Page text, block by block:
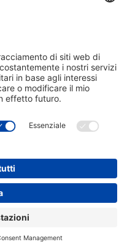
del sito web
00992620286 - R.E.A. n.
In Fabriago (RA) - P.IVA